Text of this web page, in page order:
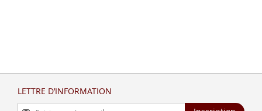
LETTRE D’INFORMATION
Inscription